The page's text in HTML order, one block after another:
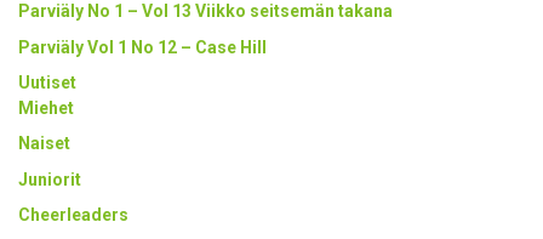
Parviäly No 1 – Vol 13 Viikko seitsemän takana
Parviäly Vol 1 No 12 – Case Hill
Uutiset
Miehet
Naiset
Juniorit
Cheerleaders